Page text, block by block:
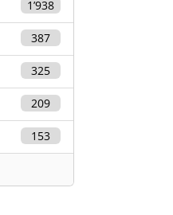
1’938
387
325
209
153